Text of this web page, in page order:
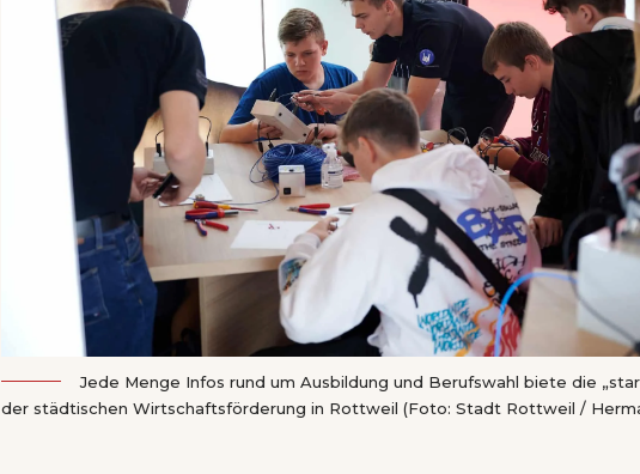
Jede Menge Infos rund um Ausbildung und Berufswahl biete die
der städtischen Wirtschaftsförderung in Rottweil (Foto: Stadt Rottweil /